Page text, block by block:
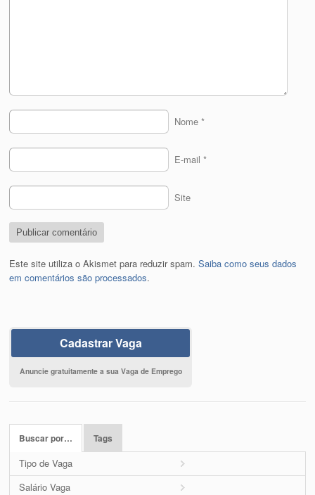
Nome *
E-mail *
Site
Este site utiliza o Akismet para reduzir spam.Saiba como seus dados
em comentários são processados.
Cadastrar Vaga
Anuncie gratuitamente a sua Vaga de Emprego
Buscar por… Tags
Tipo de Vaga
Salário Vaga